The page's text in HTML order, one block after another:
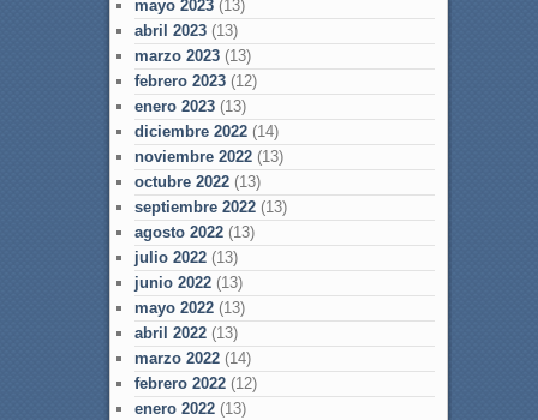
mayo 2023(13)
abril 2023(13)
marzo 2023(13)
febrero 2023(12)
enero 2023(13)
diciembre 2022(14)
noviembre 2022(13)
octubre 2022(13)
septiembre 2022(13)
agosto 2022(13)
julio 2022(13)
junio 2022(13)
mayo 2022(13)
abril 2022(13)
marzo 2022(14)
febrero 2022(12)
enero 2022(13)